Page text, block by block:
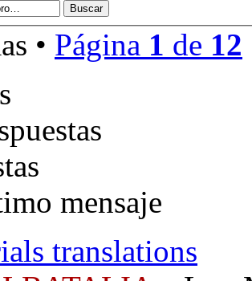
• Página 1 de 12
mensaje
translations